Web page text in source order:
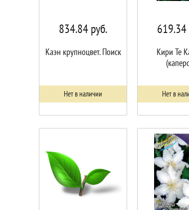
834.84руб.
Каэн крупноцвет. Поиск
Нет в наличии
619.34
Кири Те
Нет в